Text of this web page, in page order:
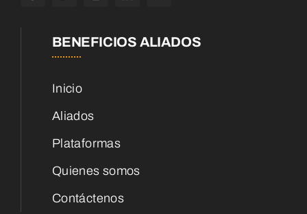
BENEFICIOS ALIADOS
Inicio
Aliados
Plataformas
Quienes somos
Contáctenos